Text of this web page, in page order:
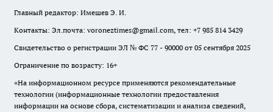
Главный редактор: Имешев Э. И.
Контакты: Эл.почта: voroneztimes@gmail.com, тел: +7 985 814 3429
Свидетельство о регистрации ЭЛ № ФС 77 - 90000 от 05 сентября 2025
Ограничение по возрасту: 16+
«На информационном ресурсе применяются рекомендательные
технологии (информационные технологии предоставления
информации на основе сбора, систематизации и анализа сведений,